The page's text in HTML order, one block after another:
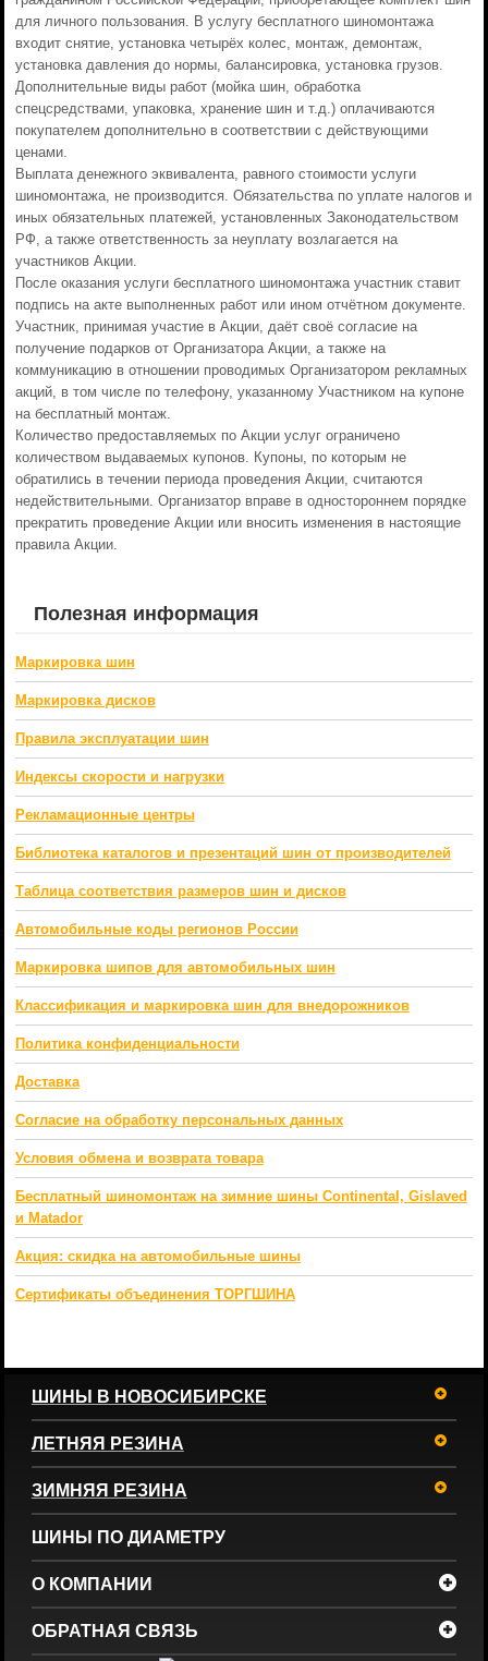
для личного пользования. В услугу бесплатного шиномонтажа
входит снятие, установка четырёх колес, монтаж, демонтаж,
установка давления до нормы, балансировка, установка грузов.
Дополнительные виды работ (мойка шин, обработка
спецсредствами, упаковка, хранение шин и т.д.) оплачиваются
покупателем дополнительно в соответствии с действующими
ценами.
Выплата денежного эквивалента, равного стоимости услуги
шиномонтажа, не производится. Обязательства по уплате налогов и
иных обязательных платежей, установленных Законодательством
РФ, а также ответственность за неуплату возлагается на
участников Акции.
После оказания услуги бесплатного шиномонтажа участник ставит
подпись на акте выполненных работ или ином отчётном документе.
Участник, принимая участие в Акции, даёт своё согласие на
получение подарков от Организатора Акции, а также на
коммуникацию в отношении проводимых Организатором рекламных
акций, в том числе по телефону, указанному Участником на купоне
на бесплатный монтаж.
Количество предоставляемых по Акции услуг ограничено
количеством выдаваемых купонов. Купоны, по которым не
обратились в течении периода проведения Акции, считаются
недействительными. Организатор вправе в одностороннем порядке
прекратить проведение Акции или вносить изменения в настоящие
правила Акции.
Полезная информация
Маркировка шин
Маркировка дисков
Правила эксплуатации шин
Индексы скорости и нагрузки
Рекламационные центры
Библиотека каталогов и презентаций шин от производителей
Таблица соответствия размеров шин и дисков
Автомобильные коды регионов России
Маркировка шипов для автомобильных шин
Классификация и маркировка шин для внедорожников
Политика конфиденциальности
Доставка
Согласие на обработку персональных данных
Условия обмена и возврата товара
Бесплатный шиномонтаж на зимние шины Continental, Gislaved
и Matador
Акция: скидка на автомобильные шины
Сертификаты объединения ТОРГШИНА
ШИНЫ В НОВОСИБИРСКЕ
ЛЕТНЯЯ РЕЗИНА
ЗИМНЯЯ РЕЗИНА
ШИНЫ ПО ДИАМЕТРУ
О КОМПАНИИ
ОБРАТНАЯ СВЯЗЬ